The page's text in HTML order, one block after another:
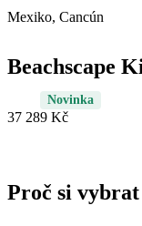
Mexiko, Cancún
Beachscape
Novinka
37 289 Kč
Proč si